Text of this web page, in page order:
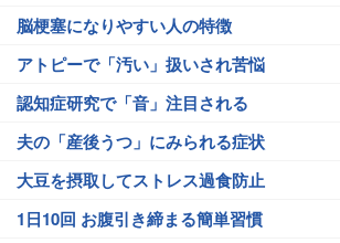
脳梗塞になりやすい人の特徴
アトピーで「汚い」扱いされ苦悩
認知症研究で「音」注目される
夫の「産後うつ」にみられる症状
大豆を摂取してストレス過食防止
1日10回 お腹引き締まる簡単習慣